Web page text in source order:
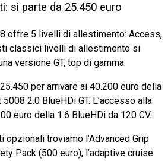
si parte da 25.450 euro
offre 5 livelli di allestimento: Access,
classici livelli di allestimento si
versione GT, top di gamma.
per arrivare ai 40.200 euro della
2.0 BlueHDi GT. L’accesso alla
euro della 1.6 BlueHDi da 120 CV.
opzionali troviamo l’Advanced Grip
Pack (500 euro), l’adaptive cruise